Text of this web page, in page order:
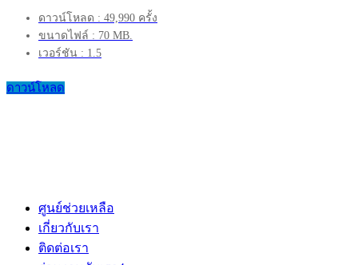
ดาวน์โหลด : 49,990 ครั้ง
ขนาดไฟล์ : 70 MB.
เวอร์ชัน : 1.5
ดาวน์โหลด
ศูนย์ช่วยเหลือ
เกี่ยวกับเรา
ติดต่อเรา